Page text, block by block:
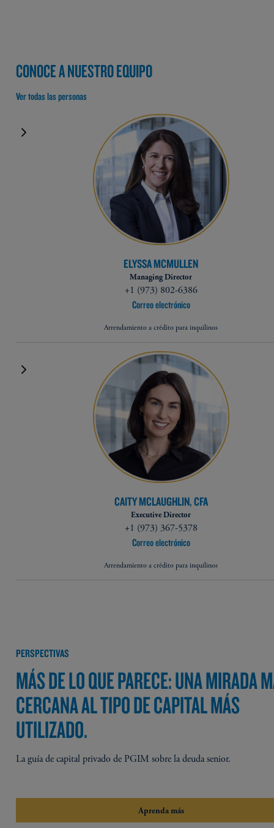
CONOCE A NUESTRO EQUIPO
Ver todas las personas
ELYSSA MCMULLEN
Managing Director
+1 (973) 802-6386
Correo electrónico
Arrendamiento a crédito para inquilinos
CAITY MCLAUGHLIN, CFA
Executive Director
+1 (973) 367-5378
Correo electrónico
Arrendamiento a crédito para inquilinos
PERSPECTIVAS
MÁS DE LO QUE PARECE: UNA MIRADA
CERCANA AL TIPO DE CAPITAL MÁS
UTILIZADO.
La guía de capital privado de PGIM sobre la deuda senior.
Aprenda más